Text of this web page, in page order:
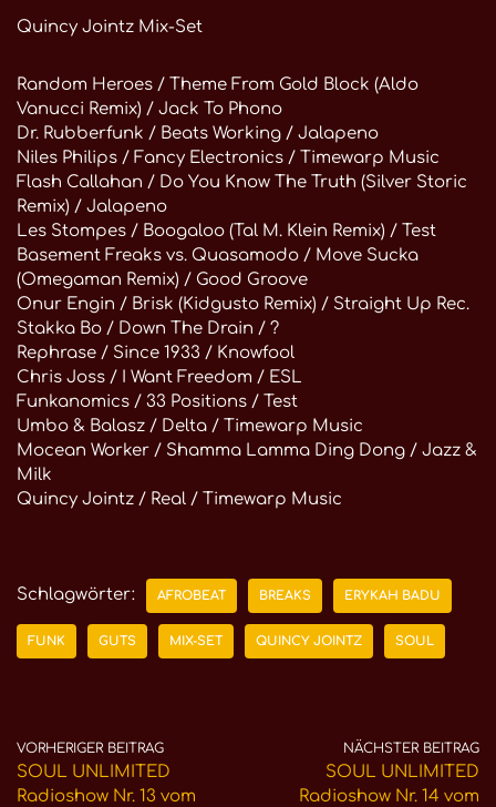
Quincy Jointz Mix-Set
Random Heroes / Theme From Gold Block (Aldo
Vanucci Remix) / Jack To Phono
Dr. Rubberfunk / Beats Working / Jalapeno
Niles Philips / Fancy Electronics / Timewarp Music
Flash Callahan / Do You Know The Truth (Silver Storic
Remix) / Jalapeno
Les Stompes / Boogaloo (Tal M. Klein Remix) / Test
Basement Freaks vs. Quasamodo / Move Sucka
(Omegaman Remix) / Good Groove
Onur Engin / Brisk (Kidgusto Remix) / Straight Up Rec.
Stakka Bo / Down The Drain / ?
Rephrase / Since 1933 / Knowfool
Chris Joss / I Want Freedom / ESL
Funkanomics / 33 Positions / Test
Umbo & Balasz / Delta / Timewarp Music
Mocean Worker / Shamma Lamma Ding Dong / Jazz &
Milk
Quincy Jointz / Real / Timewarp Music
Schlagwörter: AFROBEAT BREAKS ERYKAH BADU
FUNK GUTS MIX-SET QUINCY JOINTZ SOUL
VORHERIGER BEITRAG
SOUL UNLIMITED
Radioshow Nr. 13 vom
NÄCHSTER BEITRAG
SOUL UNLIMITED
Radioshow Nr. 14 vom